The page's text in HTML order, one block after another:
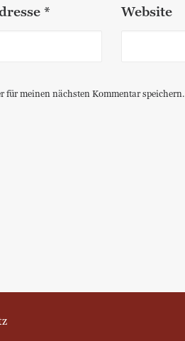
* Website
für meinen nächsten Kommentar speichern.